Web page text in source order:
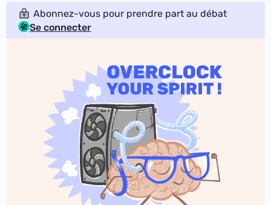
Abonnez-vous pour prendre part au débat
Se connecter